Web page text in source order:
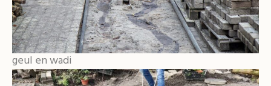
geul en wadi